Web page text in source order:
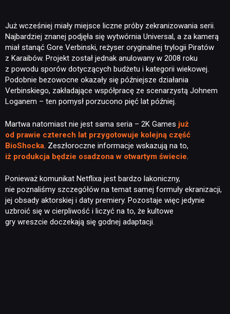
Już wcześniej miały miejsce liczne próby zekranizowania serii.
Najbardziej znanej podjęła się wytwórnia Universal, a za kamerą
miał stanąć Gore Verbinski, reżyser oryginalnej trylogii Piratów
z Karaibów. Projekt został jednak anulowany w 2008 roku
z powodu sporów dotyczących budżetu i kategorii wiekowej.
Podobnie bezowocne okazały się późniejsze działania
Verbinskiego, zakładające współpracę ze scenarzystą Johnem
Loganem – ten pomysł porzucono pięć lat później.
Martwa natomiast nie jest sama seria – 2K Games już
od prawie czterech lat przygotowuje kolejną część
BioShocka . Zeszłoroczne informacje wskazują na to,
iż produkcja będzie osadzona w otwartym świecie
Ponieważ komunikat Netflixa jest bardzo lakoniczny,
nie poznaliśmy szczegółów na temat samej formuły ekranizacji,
jej obsady aktorskiej i daty premiery. Pozostaje więc jedynie
uzbroić się w cierpliwość i liczyć na to, że kultowe
gry wreszcie doczekają się godnej adaptacji.